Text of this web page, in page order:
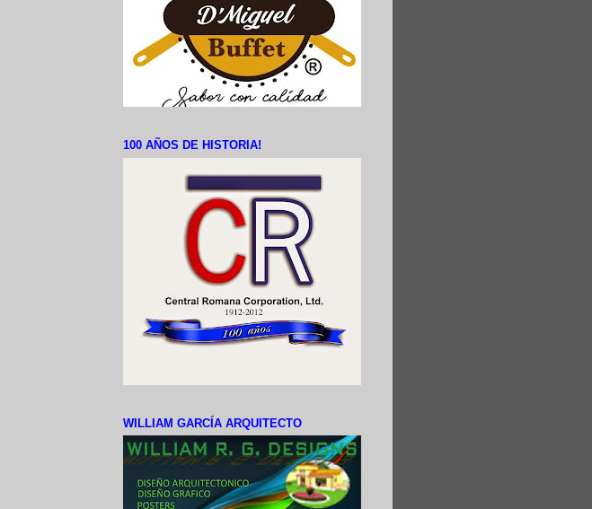
100 AÑOS DE HISTORIA!
WILLIAM GARCÍA ARQUITECTO